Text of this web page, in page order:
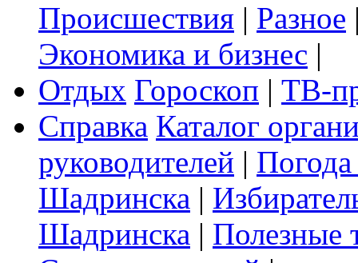
Происшествия | Разное
Экономика и бизнес |
Отдых Гороскоп | ТВ-
Справка Каталог
руководителей |
Шадринска |
Шадринска | Полезные